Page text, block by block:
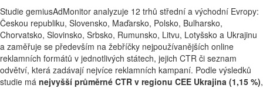
Studie gemiusAdMonitor analyzuje 12 trhů střední a východní Evropy:
Českou republiku, Slovensko, Maďarsko, Polsko, Bulharsko,
Chorvatsko, Slovinsko, Srbsko, Rumunsko, Litvu, Lotyšsko a Ukrajinu
a zaměřuje se především na žebříčky nejpoužívanějších online
reklamních formátů v jednotlivých státech, jejich CTR či seznam
odvětví, která zadávají nejvíce reklamních kampaní. Podle výsledků
studie má nejvyšší průměrné CTR v regionu CEE Ukrajina (1,15 %),